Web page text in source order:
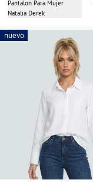
Pantalon Para Mujer
Natalia Derek
nuevo